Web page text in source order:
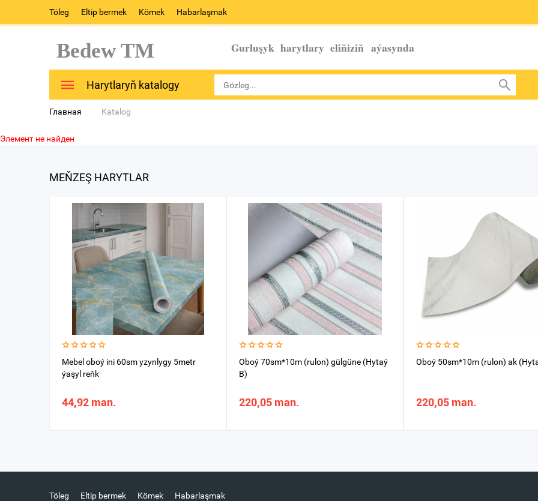
Töleg Eltip bermek Kömek Habarlaşmak
Bedew TM Gurluşyk harytlary eliňiziň aýasynda
Harytlaryň katalogy
Главная Katalog
Элемент не найден
MEŇZEŞ HARYTLAR
Mebel oboý ini 60sm yzynlygy 5metr
ýaşyl reňk
44,92 man.
Oboý 70sm*10m (rulon) gülgüne (Hytaý
B)
220,05 man.
Oboý 50sm*10m (rulon) ak
220,05 man.
Töleg Eltip bermek Kömek
Habarlaşmak